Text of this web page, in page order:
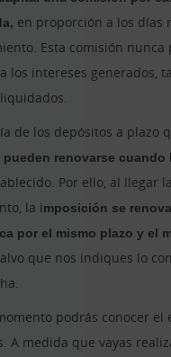
en proporción a los días
Esta comisión nunca
los intereses generados,
de los depósitos a plazo
pueden renovarse
Por ello, al llegar
la imposición se
por el mismo plazo y el
que nos indiques lo
podrás conocer el
A medida que vayas